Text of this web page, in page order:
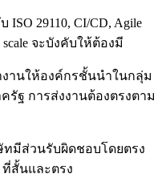
29110, CI/CD, Agile
จะบังคับให้ต้องมี
านให้องค์กรชั้นนำในกลุ่ม
รัฐ การส่งงานต้องตรงตาม
ทมีส่วนรับผิดชอบโดยตรง
ที่สั้นและตรง